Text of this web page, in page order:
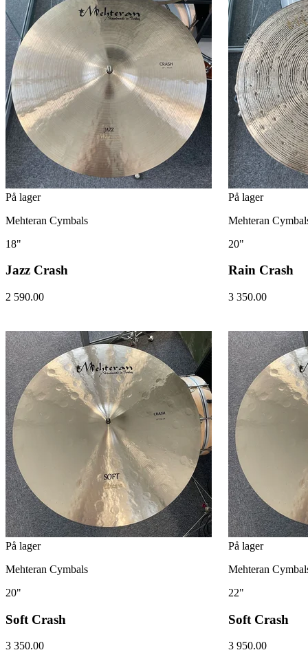
På lager
Mehteran Cymbals
18"
Jazz Crash
2 590.00
På lager
Mehteran
20"
Rain Crash
3 350.00
På lager
Mehteran Cymbals
20"
Soft Crash
3 350.00
På lager
Mehteran
22"
Soft Crash
3 950.00